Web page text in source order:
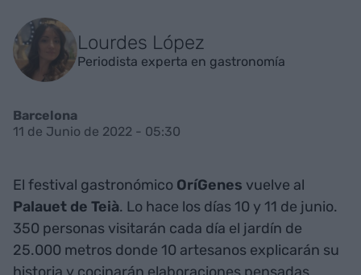
Lourdes López
Periodista experta en gastronomía
Barcelona
11 de Junio de 2022 - 05:30
El festival gastronómico OríGenes vuelve al
Palauet de Teià. Lo hace los días 10 y 11 de junio.
350 personas visitarán cada día el jardín de
25.000 metros donde 10 artesanos explicarán su